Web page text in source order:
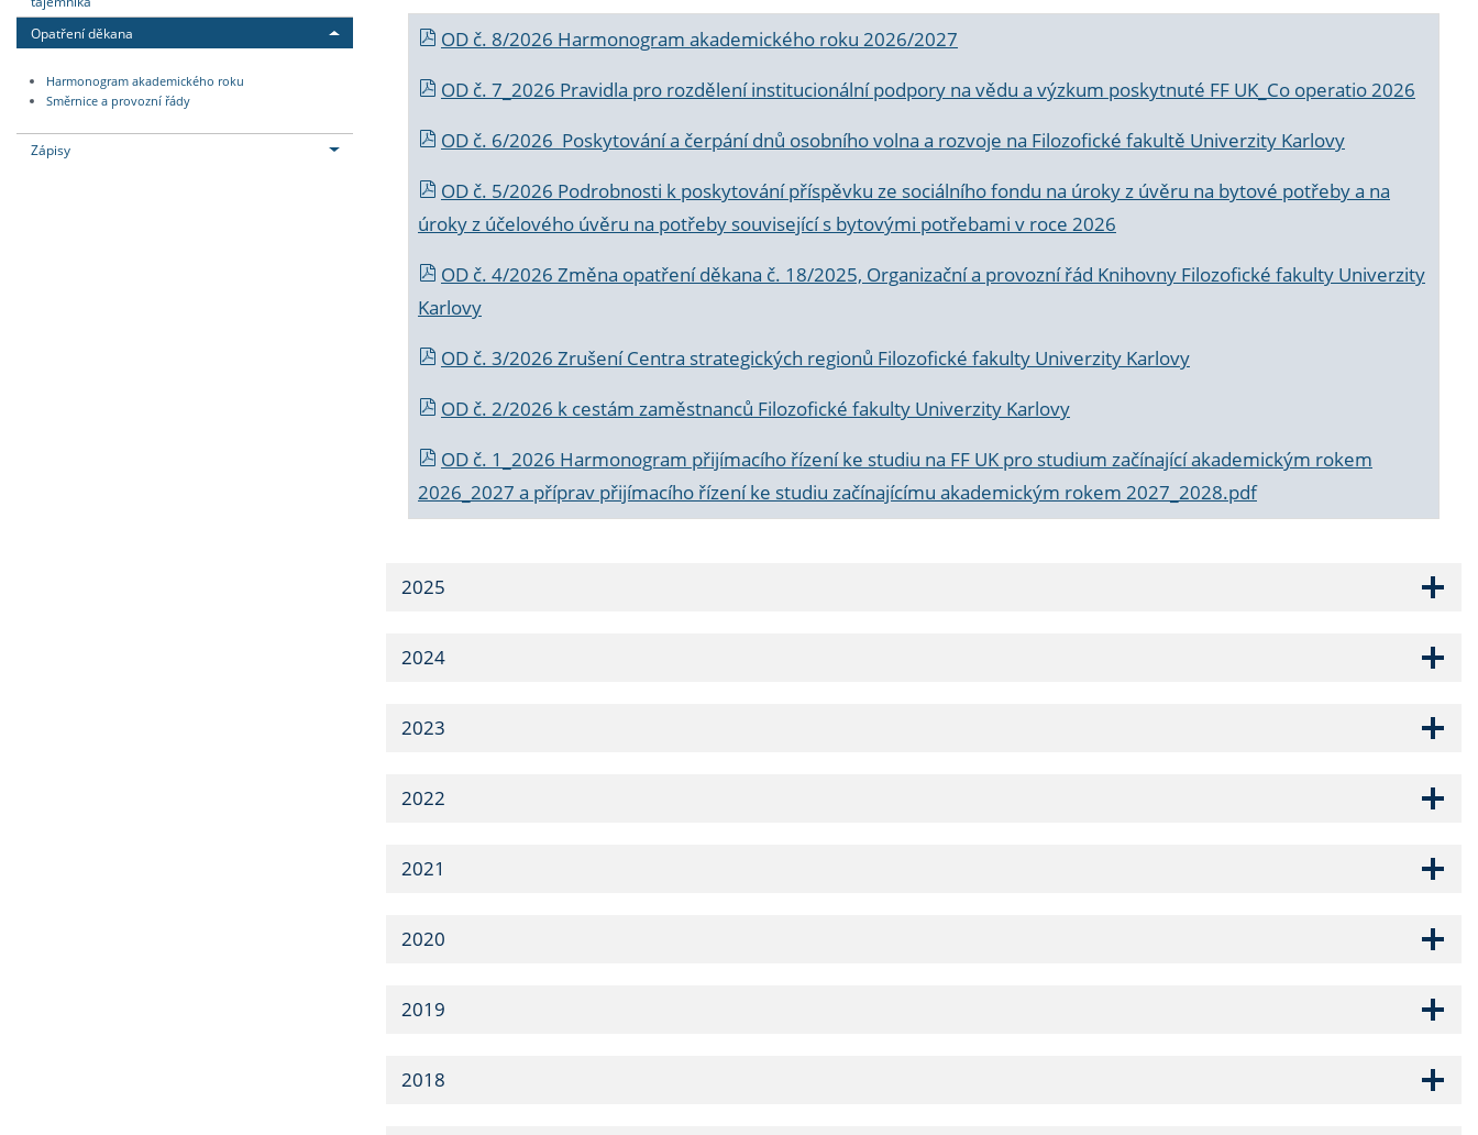
Opatření děkana
Harmonogram akademického roku
Směrnice a provozní řády
Zápisy
OD č. 8/2026 Harmonogram akademického roku 2026/2027
OD č. 7_2026 Pravidla pro rozdělení institucionální podpory na vědu a výzkum poskytnuté FF UK_Co operatio 2026
OD č. 6/2026 Poskytování a čerpání dnů osobního volna a rozvoje na Filozofické fakultě Univerzity Karlovy
OD č. 5/2026 Podrobnosti k poskytování příspěvku ze sociálního fondu na úroky z úvěru na bytové potřeby a na
úroky z účelového úvěru na potřeby související s bytovými potřebami v roce 2026
OD č. 4/2026 Změna opatření děkana č. 18/2025, Organizační a provozní řád Knihovny Filozofické fakulty Univerzity
Karlovy
OD č. 3/2026 Zrušení Centra strategických regionů Filozofické fakulty Univerzity Karlovy
OD č. 2/2026 k cestám zaměstnanců Filozofické fakulty Univerzity Karlovy
OD č. 1_2026 Harmonogram přijímacího řízení ke studiu na FF UK pro studium začínající akademickým rokem
2026_2027 a příprav přijímacího řízení ke studiu začínajícímu akademickým rokem 2027_2028.pdf
2025
2024
2023
2022
2021
2020
2019
2018